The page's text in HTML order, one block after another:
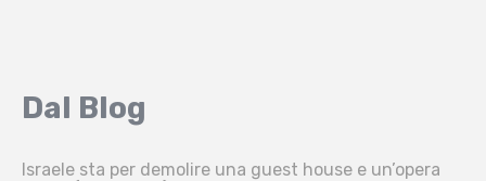
Dal Blog
Israele sta per demolire una guest house e un’opera